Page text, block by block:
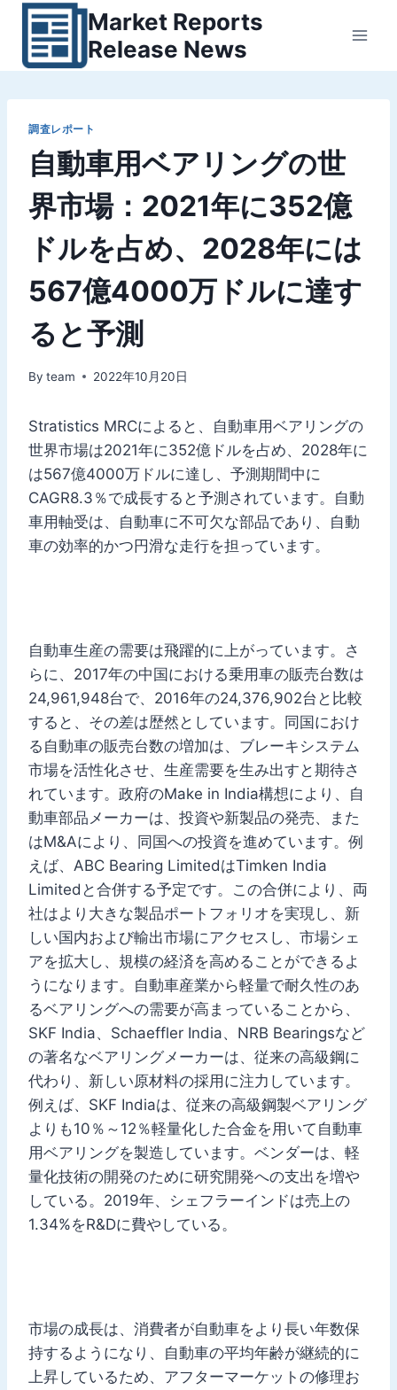
Market Reports
Release News
調査レポート
自動車用ベアリングの世
界市場：2021年に352億
ドルを占め、2028年には
567億4000万ドルに達す
ると予測
By team 2022年10月20日
Stratistics MRCによると、自動車用ベアリングの
世界市場は2021年に352億ドルを占め、2028年に
は567億4000万ドルに達し、予測期間中に
CAGR8.3％で成長すると予測されています。自動
車用軸受は、自動車に不可欠な部品であり、自動
車の効率的かつ円滑な走行を担っています。
自動車生産の需要は飛躍的に上がっています。さ
らに、2017年の中国における乗用車の販売台数は
24,961,948台で、2016年の24,376,902台と比較
すると、その差は歴然としています。同国におけ
る自動車の販売台数の増加は、ブレーキシステム
市場を活性化させ、生産需要を生み出すと期待さ
れています。政府のMake in India構想により、自
動車部品メーカーは、投資や新製品の発売、また
はM&Aにより、同国への投資を進めています。例
えば、ABC Bearing LimitedはTimken India
Limitedと合併する予定です。この合併により、両
社はより大きな製品ポートフォリオを実現し、新
しい国内および輸出市場にアクセスし、市場シェ
アを拡大し、規模の経済を高めることができるよ
うになります。自動車産業から軽量で耐久性のあ
るベアリングへの需要が高まっていることから、
SKF India、Schaeffler India、NRB Bearingsなど
の著名なベアリングメーカーは、従来の高級鋼に
代わり、新しい原材料の採用に注力しています。
例えば、SKF Indiaは、従来の高級鋼製ベアリング
よりも10％～12％軽量化した合金を用いて自動車
用ベアリングを製造しています。ベンダーは、軽
量化技術の開発のために研究開発への支出を増や
している。2019年、シェフラーインドは売上の
1.34%をR&Dに費やしている。
市場の成長は、消費者が自動車をより長い年数保
持するようになり、自動車の平均年齢が継続的に
上昇しているため、アフターマーケットの修理お